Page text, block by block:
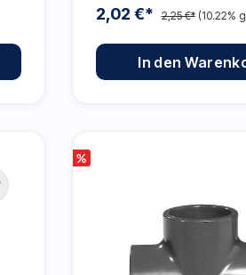
2,02 €* 2,25 €* (10.22%
In den
%